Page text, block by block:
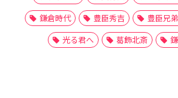
鎌倉時代
豊臣秀吉 豊臣兄
光る君へ
葛飾北斎